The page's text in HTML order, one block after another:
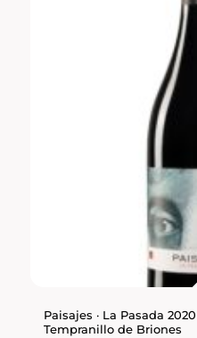
Paisajes · La Pasada
Tempranillo de Briones